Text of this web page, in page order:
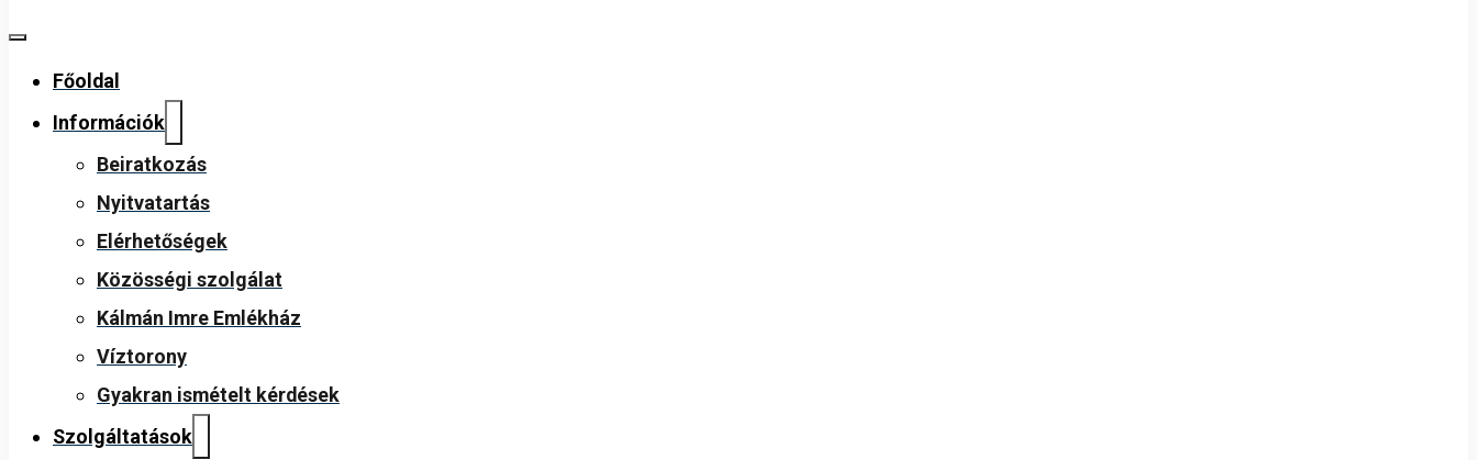
Főoldal
Információk
Beiratkozás
Nyitvatartás
Elérhetőségek
Közösségi szolgálat
Kálmán Imre Emlékház
Víztorony
Gyakran ismételt kérdések
Szolgáltatások